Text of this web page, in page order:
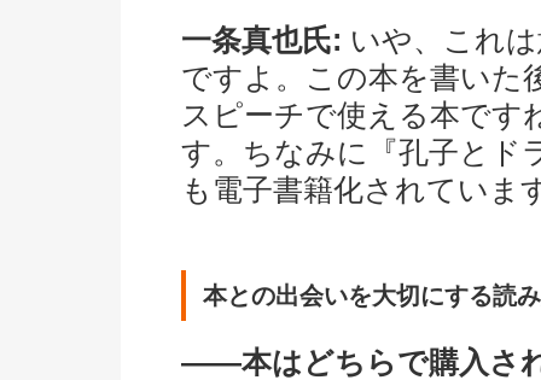
一条真也氏: いや、これ
ですよ。この本を書いた
スピーチで使える本です
す。ちなみに『孔子とド
も電子書籍化されていま
本との出会いを大切にする読
――本はどちらで購入さ